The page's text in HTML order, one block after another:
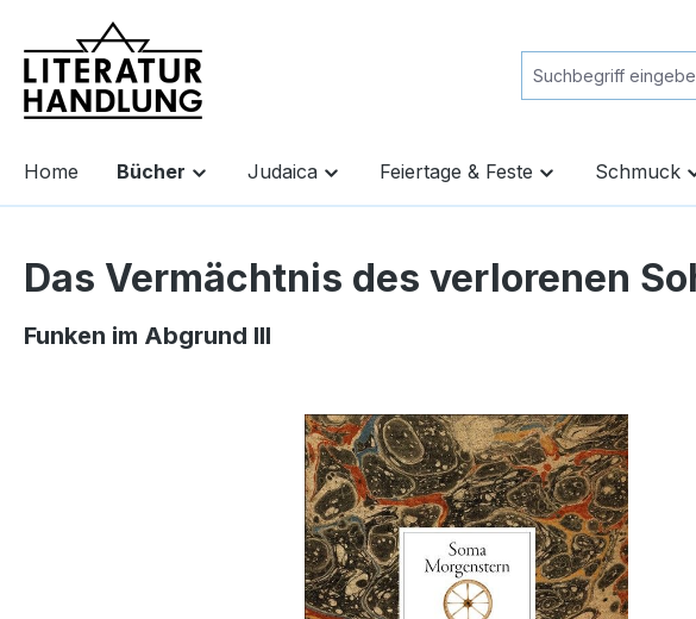
Zur Hauptnavigation springen
Home Bücher Judaica Feiertage & Feste Schmuck
Das Vermächtnis des verlorenen
Funken im Abgrund III